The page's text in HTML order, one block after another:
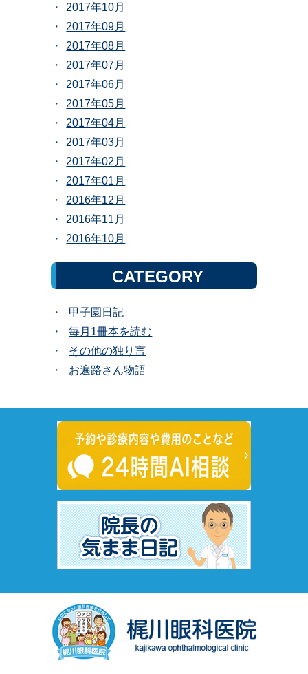
2017年10月
2017年09月
2017年08月
2017年07月
2017年06月
2017年05月
2017年04月
2017年03月
2017年02月
2017年01月
2016年12月
2016年11月
2016年10月
CATEGORY
甲子園日記
毎月1冊本を読む
その他の独り言
お遍路さん物語